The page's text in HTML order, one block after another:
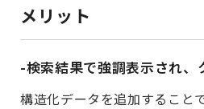
メリット
-検索結果で強調表示され、
構造化データを追加すること